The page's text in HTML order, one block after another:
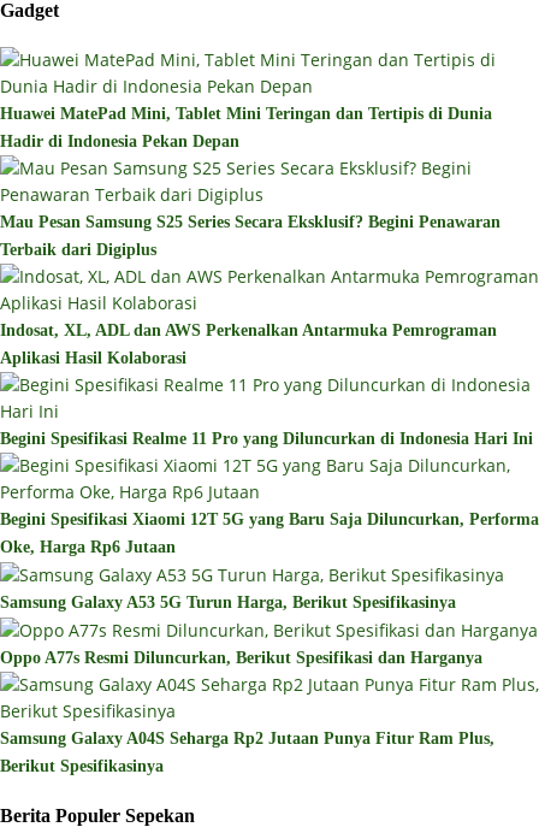
Gadget
Huawei MatePad Mini, Tablet Mini Teringan dan Tertipis di Dunia
Hadir di Indonesia Pekan Depan
Mau Pesan Samsung S25 Series Secara Eksklusif? Begini Penawaran
Terbaik dari Digiplus
Indosat, XL, ADL dan AWS Perkenalkan Antarmuka Pemrograman
Aplikasi Hasil Kolaborasi
Begini Spesifikasi Realme 11 Pro yang Diluncurkan di Indonesia Hari Ini
Begini Spesifikasi Xiaomi 12T 5G yang Baru Saja Diluncurkan, Performa
Oke, Harga Rp6 Jutaan
Samsung Galaxy A53 5G Turun Harga, Berikut Spesifikasinya
Oppo A77s Resmi Diluncurkan, Berikut Spesifikasi dan Harganya
Samsung Galaxy A04S Seharga Rp2 Jutaan Punya Fitur Ram Plus,
Berikut Spesifikasinya
Berita Populer Sepekan